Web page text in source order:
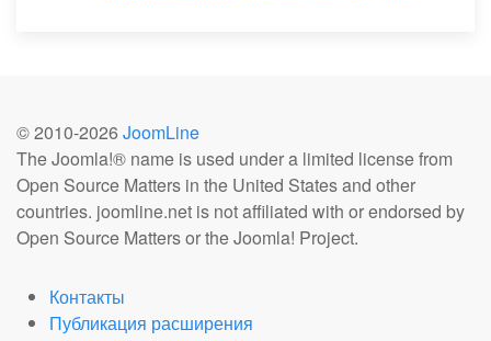
© 2010-2026 JoomLine
The Joomla!® name is used under a limited license from
Open Source Matters in the United States and other
countries. joomline.net is not affiliated with or endorsed by
Open Source Matters or the Joomla! Project.
Контакты
Публикация расширения